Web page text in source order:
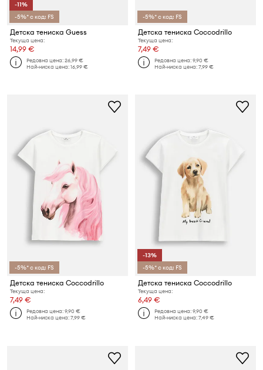
-11%
-5%* с код: FS
Детска тениска Guess
Текуща цена:
14,99 €
Редовна цена:26,99 €
Най-ниска цена:16,99 €
-5%* с код: FS
Детска тениска Coccodrillo
Текуща цена:
7,49 €
Редовна цена:9,90 €
Най-ниска цена:7,99 €
-5%* с код: FS
Детска тениска Coccodrillo
Текуща цена:
7,49 €
Редовна цена:9,90 €
Най-ниска цена:7,99 €
-13%
-5%* с код: FS
Детска тениска Coccodrillo
Текуща цена:
6,49 €
Редовна цена:9,90 €
Най-ниска цена:7,49 €